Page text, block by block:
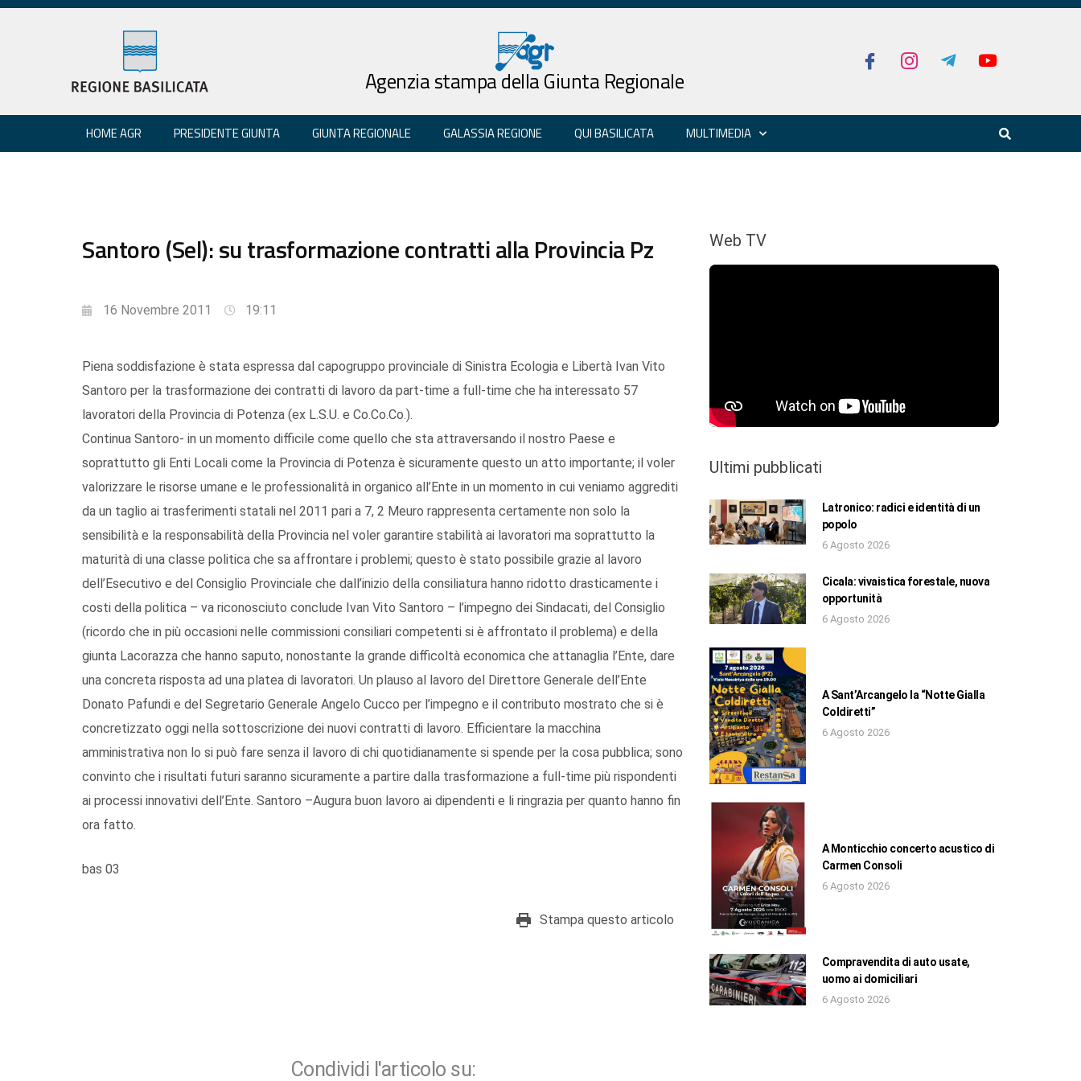
Agenzia stampa della Giunta Regionale
HOME AGR PRESIDENTE GIUNTA GIUNTA REGIONALE GALASSIA REGIONE QUI BASILICATA MULTIMEDIA
Santoro (Sel): su trasformazione contratti alla Provincia Pz
16 Novembre 2011 19:11
Piena soddisfazione è stata espressa dal capogruppo provinciale di Sinistra Ecologia e Libertà Ivan Vito
Santoro per la trasformazione dei contratti di lavoro da part-time a full-time che ha interessato 57
lavoratori della Provincia di Potenza (ex L.S.U. e Co.Co.Co.).
Continua Santoro- in un momento difficile come quello che sta attraversando il nostro Paese e
soprattutto gli Enti Locali come la Provincia di Potenza è sicuramente questo un atto importante; il voler
valorizzare le risorse umane e le professionalità in organico all’Ente in un momento in cui veniamo aggrediti
da un taglio ai trasferimenti statali nel 2011 pari a 7, 2 Meuro rappresenta certamente non solo la
sensibilità e la responsabilità della Provincia nel voler garantire stabilità ai lavoratori ma soprattutto la
maturità di una classe politica che sa affrontare i problemi; questo è stato possibile grazie al lavoro
dell’Esecutivo e del Consiglio Provinciale che dall’inizio della consiliatura hanno ridotto drasticamente i
costi della politica – va riconosciuto conclude Ivan Vito Santoro – l’impegno dei Sindacati, del Consiglio
(ricordo che in più occasioni nelle commissioni consiliari competenti si è affrontato il problema) e della
giunta Lacorazza che hanno saputo, nonostante la grande difficoltà economica che attanaglia l’Ente, dare
una concreta risposta ad una platea di lavoratori. Un plauso al lavoro del Direttore Generale dell’Ente
Donato Pafundi e del Segretario Generale Angelo Cucco per l’impegno e il contributo mostrato che si è
concretizzato oggi nella sottoscrizione dei nuovi contratti di lavoro. Efficientare la macchina
amministrativa non lo si può fare senza il lavoro di chi quotidianamente si spende per la cosa pubblica; sono
convinto che i risultati futuri saranno sicuramente a partire dalla trasformazione a full-time più rispondenti
ai processi innovativi dell’Ente. Santoro –Augura buon lavoro ai dipendenti e li ringrazia per quanto hanno fin
ora fatto.
bas 03
Stampa questo articolo
Condividi l'articolo su:
Web TV
Ultimi pubblicati
Latronico: radici e identità di un
popolo
6 Agosto 2026
Cicala: vivaistica forestale, nuova
opportunità
6 Agosto 2026
A Sant’Arcangelo la “Notte Gialla
Coldiretti”
6 Agosto 2026
A Monticchio concerto acustico di
Carmen Consoli
6 Agosto 2026
Compravendita di auto usate,
uomo ai domiciliari
6 Agosto 2026